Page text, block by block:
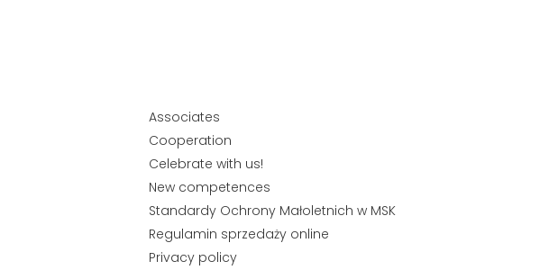
Associates
Cooperation
Celebrate with us!
New competences
Standardy Ochrony Małoletnich w MSK
Regulamin sprzedaży online
Privacy policy